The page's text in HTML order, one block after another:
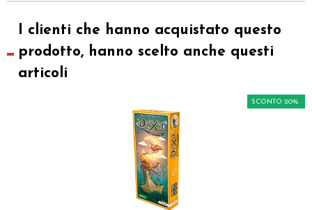
I clienti che hanno acquistato questo
prodotto, hanno scelto anche questi
articoli
SCONTO 20%